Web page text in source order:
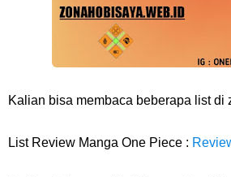
Karibia
Cara Daftar Danamon Mobile Banking,
Kalian bisa membaca beberapa list di
List Review Manga One Piece :